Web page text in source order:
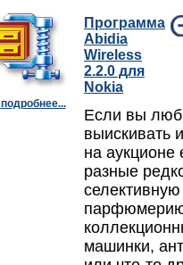
подробнее...
Программа
Abidia
Wireless
2.2.0 для
Nokia
Если вы
выискивать
на аукционе
разные
селективную
машинки,